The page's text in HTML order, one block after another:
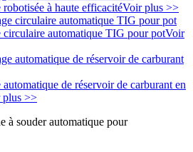
à haute efficacitéVoir plus >>
circulaire automatique TIG pour potVoir
de réservoir de carburant en
plus >>